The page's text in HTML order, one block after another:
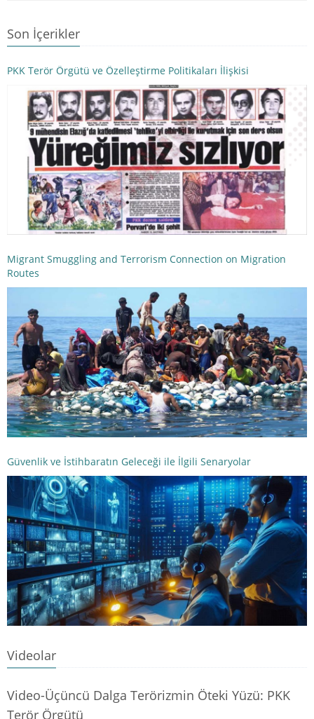
Son İçerikler
PKK Terör Örgütü ve Özelleştirme Politikaları İlişkisi
Migrant Smuggling and Terrorism Connection on Migration
Routes
Güvenlik ve İstihbaratın Geleceği ile İlgili Senaryolar
Videolar
Video-Üçüncü Dalga Terörizmin Öteki Yüzü: PKK
Terör Örgütü